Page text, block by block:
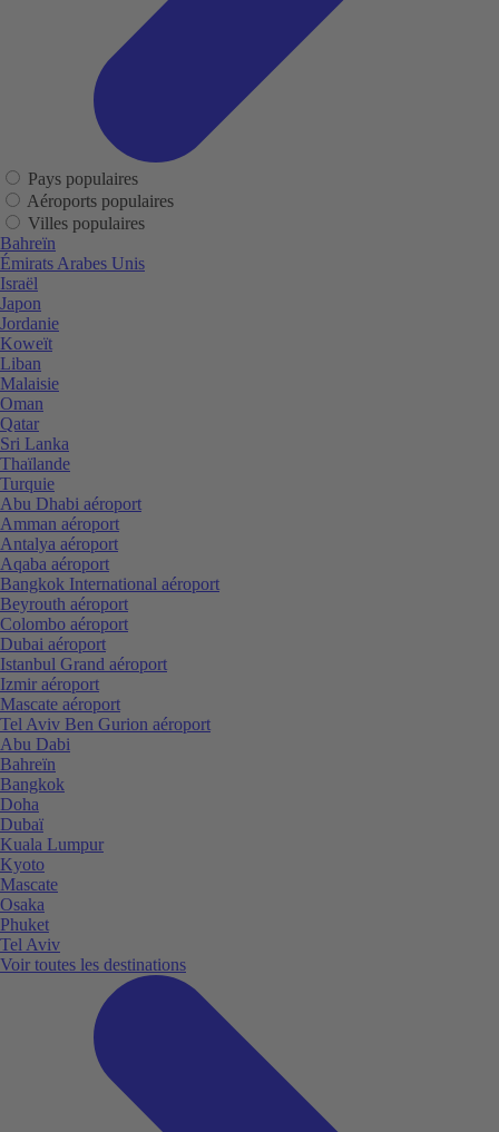
Pays populaires
Aéroports populaires
Villes populaires
Bahreïn
Émirats Arabes Unis
Israël
Japon
Jordanie
Koweït
Liban
Malaisie
Oman
Qatar
Sri Lanka
Thaïlande
Turquie
Abu Dhabi aéroport
Amman aéroport
Antalya aéroport
Aqaba aéroport
Bangkok International aéroport
Beyrouth aéroport
Colombo aéroport
Dubai aéroport
Istanbul Grand aéroport
Izmir aéroport
Mascate aéroport
Tel Aviv Ben Gurion aéroport
Abu Dabi
Bahreïn
Bangkok
Doha
Dubaï
Kuala Lumpur
Kyoto
Mascate
Osaka
Phuket
Tel Aviv
Voir toutes les destinations